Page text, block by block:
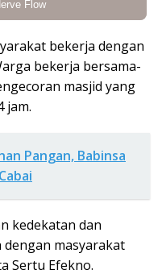
bekerja dengan
bekerja bersama-
masjid yang
jam.
Pangan, Babinsa
kedekatan dan
masyarakat
Sertu Efekno.